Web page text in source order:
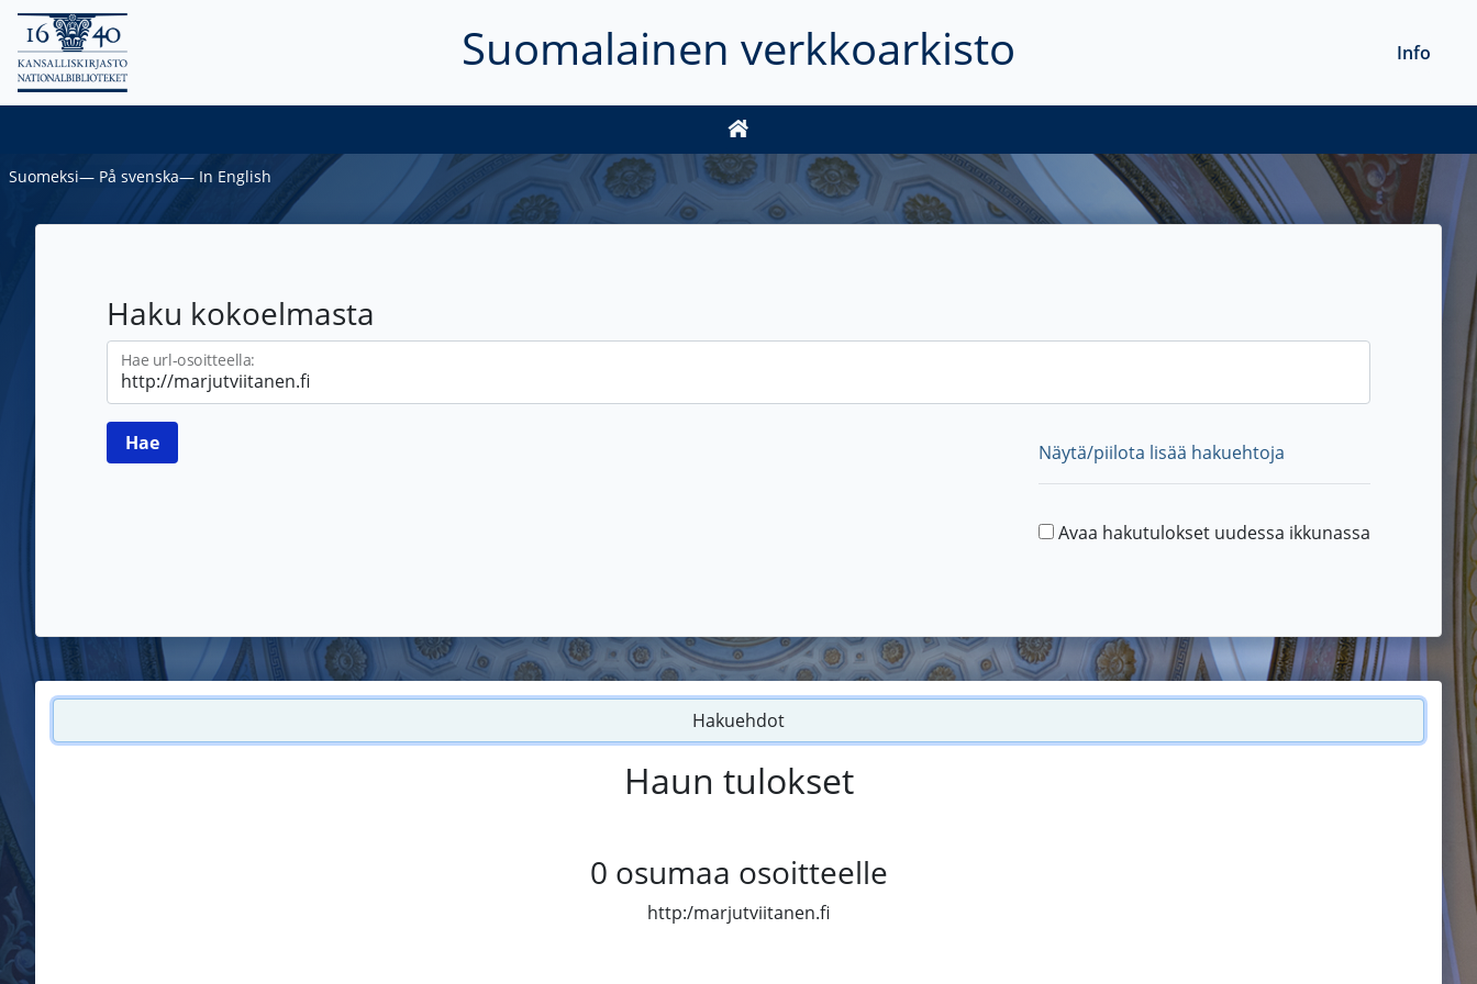
Suomalainen verkkoarkisto Info
Suomeksi― På svenska― In English
Haku kokoelmasta
Hae url-osoitteella:
Näytä/piilota lisää hakuehtoja
Avaa hakutulokset uudessa ikkunassa
Hakuehdot
Haun tulokset
0 osumaa osoitteelle
http:/marjutviitanen.fi